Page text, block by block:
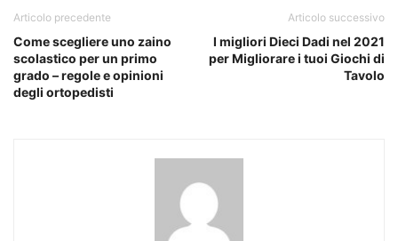
Articolo precedente
Come scegliere uno zaino
scolastico per un primo
grado – regole e opinioni
degli ortopedisti
Articolo successivo
I migliori Dieci Dadi nel 2021
per Migliorare i tuoi Giochi di
Tavolo